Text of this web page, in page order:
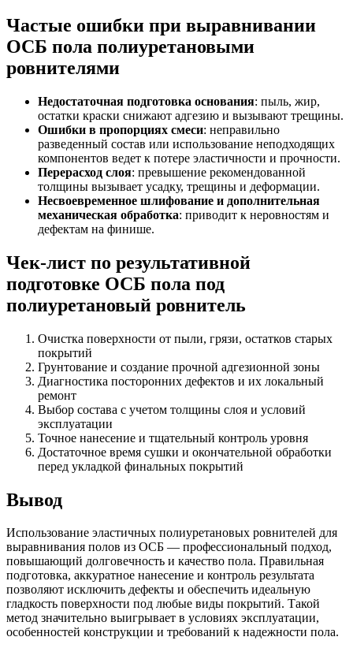
Частые ошибки при выравнивании
ОСБ пола полиуретановыми
ровнителями
Недостаточная подготовка основания: пыль, жир,
остатки краски снижают адгезию и вызывают трещины.
Ошибки в пропорциях смеси: неправильно
разведенный состав или использование неподходящих
компонентов ведет к потере эластичности и прочности.
Перерасход слоя: превышение рекомендованной
толщины вызывает усадку, трещины и деформации.
Несвоевременное шлифование и дополнительная
механическая обработка: приводит к неровностям и
дефектам на финише.
Чек-лист по результативной
подготовке ОСБ пола под
полиуретановый ровнитель
Очистка поверхности от пыли, грязи, остатков старых
покрытий
Грунтование и создание прочной адгезионной зоны
Диагностика посторонних дефектов и их локальный
ремонт
Выбор состава с учетом толщины слоя и условий
эксплуатации
Точное нанесение и тщательный контроль уровня
Достаточное время сушки и окончательной обработки
перед укладкой финальных покрытий
Вывод
Использование эластичных полиуретановых ровнителей для
выравнивания полов из ОСБ — профессиональный подход,
повышающий долговечность и качество пола. Правильная
подготовка, аккуратное нанесение и контроль результата
позволяют исключить дефекты и обеспечить идеальную
гладкость поверхности под любые виды покрытий. Такой
метод значительно выигрывает в условиях эксплуатации,
особенностей конструкции и требований к надежности пола.